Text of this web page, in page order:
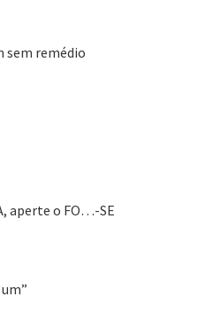
sem remédio
aperte o FO…-SE